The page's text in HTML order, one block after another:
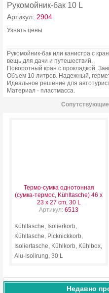
Рукомойник-бак 10 L
Артикул: 2904
Узнать цены
Рукомойник-бак или канистра с
вещь для дачи и путешествий.
Поворотный кран с прокладкой.
Объем 10 литров. Надежный,
Идеальное решение для
Материал - пластмасса.
Термо-сумка однотонная
(cумка-термос, Kühltasche) 46 х
23 х 27 cm, 30 L
Артикул: 6513
Kühltasche, Isolierkorb,
Kühltasche, Picknickkorb,
Isoliertasche, Kühlkorb, Kühlbox,
Alu-Isolirung, 30 L
Недавно